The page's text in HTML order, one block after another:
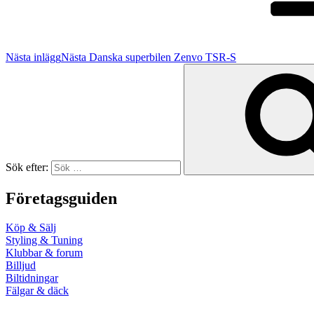
Nästa inläggNästa Danska superbilen Zenvo TSR-S
Sök efter:
Företagsguiden
Köp & Sälj
Styling & Tuning
Klubbar & forum
Billjud
Biltidningar
Fälgar & däck